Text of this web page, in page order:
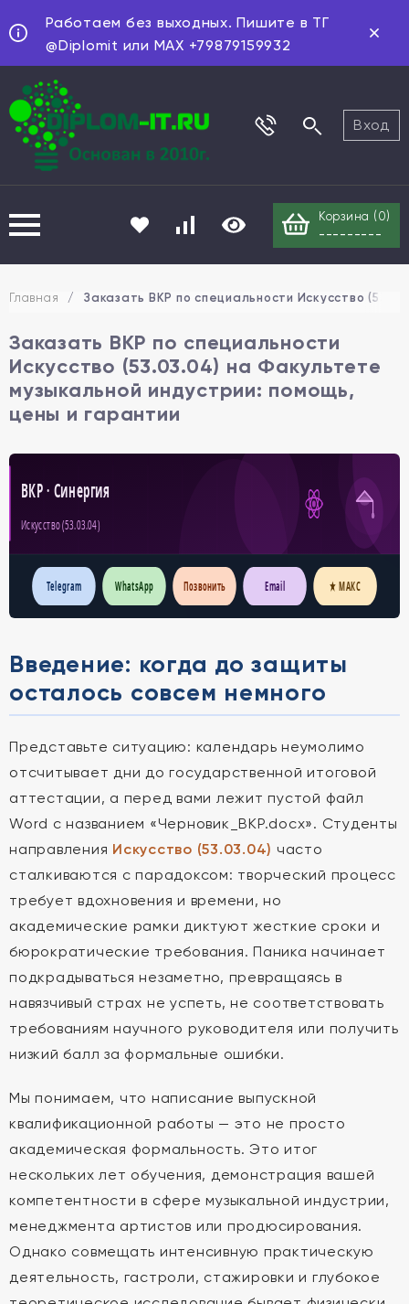
Работаем без выходных. Пишите в ТГ
@Diplomit или MAX +79879159932
Вход
Корзина ( 0)
---------
Главная / Заказать ВКР по специальности Искусство
Заказать ВКР по специальности
Искусство (53.03.04) на Факультете
музыкальной индустрии: помощь,
цены и гарантии
ВКР · Синергия
Искусство (53.03.04)
Telegram WhatsApp Позвонить Email ★ МАКС
Введение: когда до защиты
осталось совсем немного
Представьте ситуацию: календарь неумолимо
отсчитывает дни до государственной итоговой
аттестации, а перед вами лежит пустой файл
Word с названием «Черновик_ВКР.docx». Студенты
направления Искусство (53.03.04) часто
сталкиваются с парадоксом: творческий процесс
требует вдохновения и времени, но
академические рамки диктуют жесткие сроки и
бюрократические требования. Паника начинает
подкрадываться незаметно, превращаясь в
навязчивый страх не успеть, не соответствовать
требованиям научного руководителя или получить
низкий балл за формальные ошибки.
Мы понимаем, что написание выпускной
квалификационной работы — это не просто
академическая формальность. Это итог
нескольких лет обучения, демонстрация вашей
компетентности в сфере музыкальной индустрии,
менеджмента артистов или продюсирования.
Однако совмещать интенсивную практическую
деятельность, гастроли, стажировки и глубокое